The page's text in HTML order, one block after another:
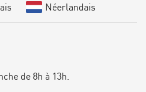
Néerlandais
de 8h à 13h.